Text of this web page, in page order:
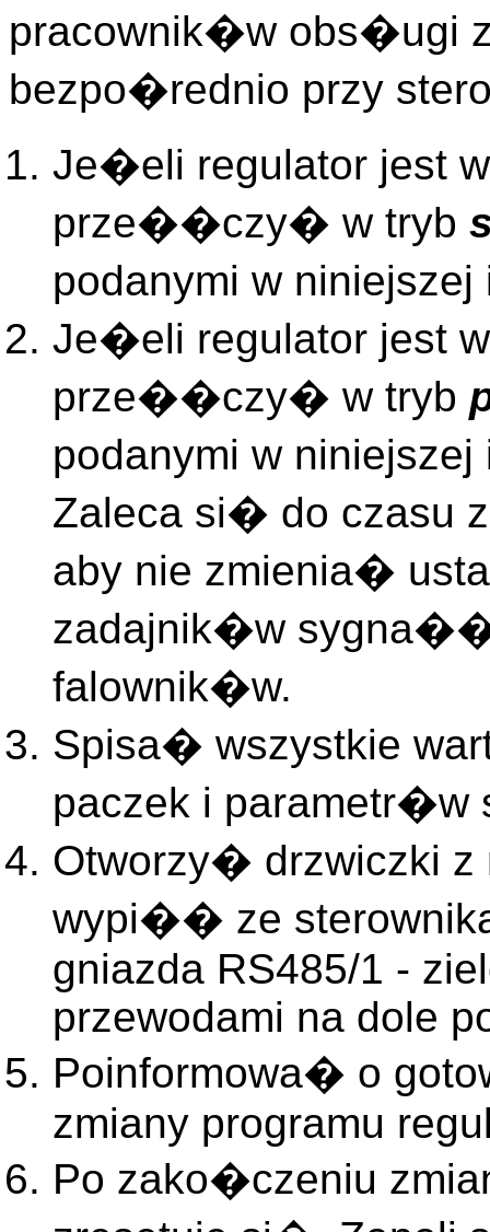
pracownik�w obs�ugi
bezpo�rednio przy
Je�eli regulator jest
prze��czy� w tryb
podanymi w
Je�eli regulator jest
prze��czy� w tryb
podanymi w
Zaleca si� do czasu
aby nie zmienia�
zadajnik�w
falownik�w.
Spisa� wszystkie
paczek i
Otworzy� drzwiczki z
wypi�� ze
gniazda RS485/1 -
przewodami na dole
Poinformowa� o
zmiany programu
Po zako�czeniu